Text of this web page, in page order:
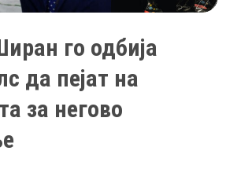
го одбија
да пејат на
за негово